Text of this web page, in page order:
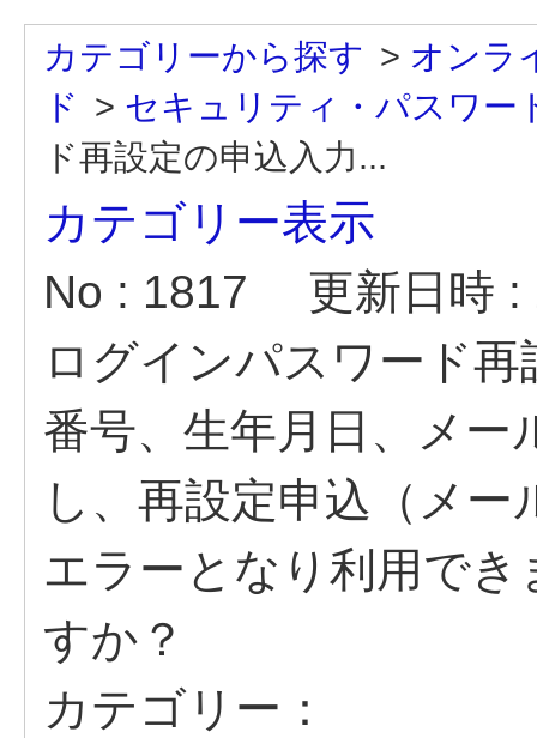
カテゴリーから探す > オンラ
ド > セキュリティ・パスワー
ド再設定の申込入力...
カテゴリー表示
No : 1817
更新日時
ログインパスワード
番号、生年月日、メー
し、再設定申込（メ
エラーとなり利用で
すか？
カテゴリー：